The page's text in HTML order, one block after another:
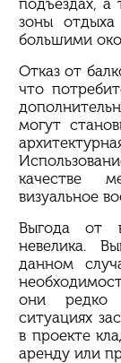
зоны
большими
Отказ от
что
могут
качестве
визуальное
Выгода от
невелика.
данном
они редко
ситуациях
в проекте
аренду или